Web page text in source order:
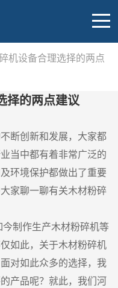
机设备合理选择的两点
择的两点建议
断创新和发展，大家都
当中都有着非常广泛的
环境保护都做出了重要
家聊一聊有关木材粉碎
制作生产木材粉碎机等
如此，关于木材粉碎机
对如此众多的选择，我
产品呢？就此，我们河